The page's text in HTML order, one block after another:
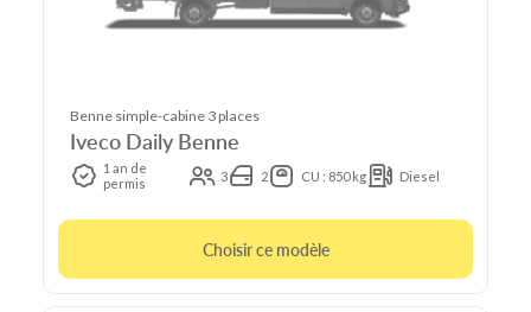
Benne simple-cabine 3 places
Iveco Daily Benne
1 an de
permis
3 2 CU : 850 kg Diesel
Choisir ce modèle